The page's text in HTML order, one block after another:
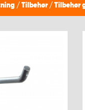
/ Tilbehør / Tilbehør